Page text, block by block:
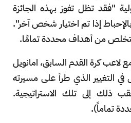
"فقد تظل تفوز بهذه الجائزة
إذا تم اختيار شخص آخر".
من أهداف محددة تمامًا.
كرة القدم السابق، امانويل
في التغيير الذي طرأ على مسيرته
ذلك إلى تلك الاستراتيجية.
تماماً).